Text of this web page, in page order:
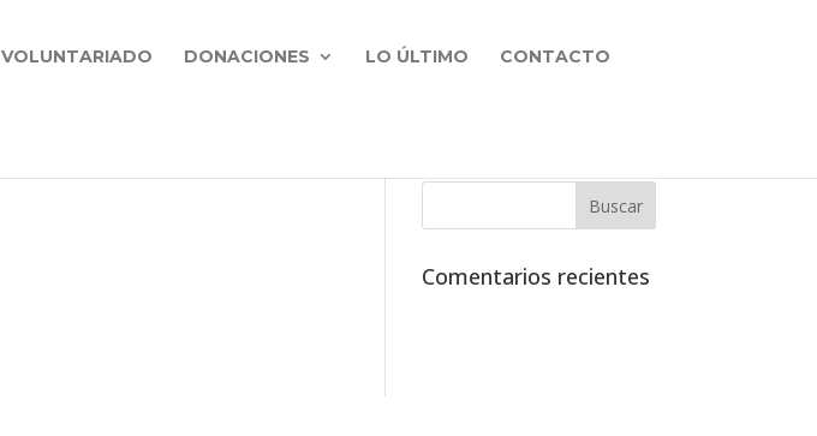
VOLUNTARIADO DONACIONES LO ÚLTIMO CONTACTO
Comentarios recientes